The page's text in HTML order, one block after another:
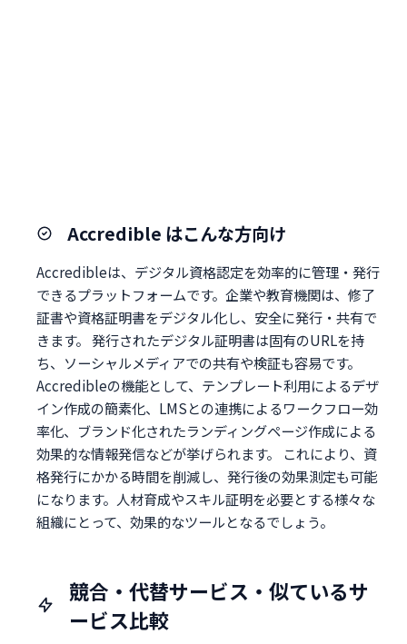
Accredible はこんな方向け
Accredibleは、デジタル資格認定を効率的に管理・発行
できるプラットフォームです。企業や教育機関は、修了
証書や資格証明書をデジタル化し、安全に発行・共有で
きます。 発行されたデジタル証明書は固有のURLを持
ち、ソーシャルメディアでの共有や検証も容易です。
Accredibleの機能として、テンプレート利用によるデザ
イン作成の簡素化、LMSとの連携によるワークフロー効
率化、ブランド化されたランディングページ作成による
効果的な情報発信などが挙げられます。 これにより、資
格発行にかかる時間を削減し、発行後の効果測定も可能
になります。人材育成やスキル証明を必要とする様々な
組織にとって、効果的なツールとなるでしょう。
競合・代替サービス・似ているサ
ービス比較